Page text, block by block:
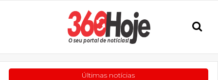
Últimas notícias